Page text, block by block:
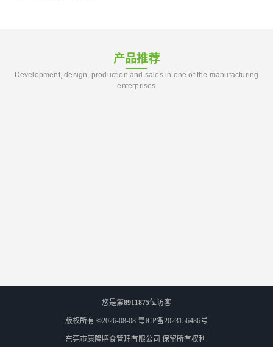
产品推荐
Development, design, production and sales in one of the manufacturing
enterprises
您是第8911875位访客
版权所有 ©2026-08-08 粤ICP备2023156486号
东莞市康隆膳食管理有限公司 保留所有权利.